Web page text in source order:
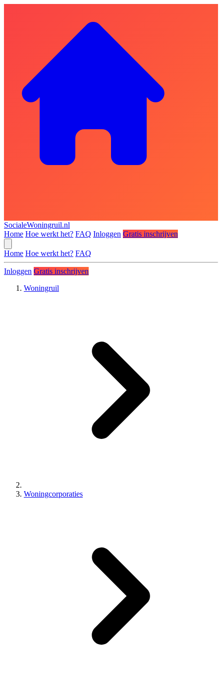
SocialeWoningruil.nl
Home Hoe werkt het? FAQ Inloggen Gratis inschrijven
Home Hoe werkt het? FAQ
Inloggen Gratis inschrijven
Woningruil
Woningcorporaties